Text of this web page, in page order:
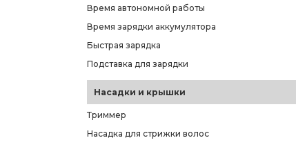
Время автономной работы
Время зарядки аккумулятора
Быстрая зарядка
Подставка для зарядки
Насадки и крышки
Триммер
Насадка для стрижки волос